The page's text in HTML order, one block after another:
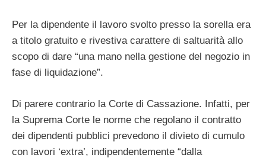
Per la dipendente il lavoro svolto presso la sorella era
a titolo gratuito e rivestiva carattere di saltuarità allo
scopo di dare “una mano nella gestione del negozio in
fase di liquidazione”.
Di parere contrario la Corte di Cassazione. Infatti, per
la Suprema Corte le norme che regolano il contratto
dei dipendenti pubblici prevedono il divieto di cumulo
con lavori ‘extra’, indipendentemente “dalla